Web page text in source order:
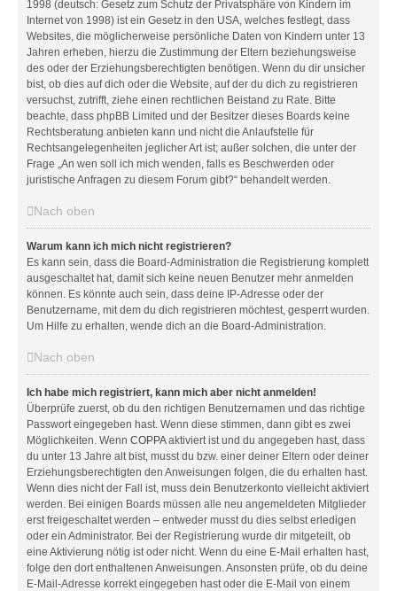
1998 (deutsch: Gesetz zum Schutz der Privatsphäre von Kindern im
Internet von 1998) ist ein Gesetz in den USA, welches festlegt, dass
Websites, die möglicherweise persönliche Daten von Kindern unter 13
Jahren erheben, hierzu die Zustimmung der Eltern beziehungsweise
des oder der Erziehungsberechtigten benötigen. Wenn du dir unsicher
bist, ob dies auf dich oder die Website, auf der du dich zu registrieren
versuchst, zutrifft, ziehe einen rechtlichen Beistand zu Rate. Bitte
beachte, dass phpBB Limited und der Besitzer dieses Boards keine
Rechtsberatung anbieten kann und nicht die Anlaufstelle für
Rechtsangelegenheiten jeglicher Art ist; außer solchen, die unter der
Frage „An wen soll ich mich wenden, falls es Beschwerden oder
juristische Anfragen zu diesem Forum gibt?“ behandelt werden.
Nach oben
Warum kann ich mich nicht registrieren?
Es kann sein, dass die Board-Administration die Registrierung komplett
ausgeschaltet hat, damit sich keine neuen Benutzer mehr anmelden
können. Es könnte auch sein, dass deine IP-Adresse oder der
Benutzername, mit dem du dich registrieren möchtest, gesperrt wurden.
Um Hilfe zu erhalten, wende dich an die Board-Administration.
Nach oben
Ich habe mich registriert, kann mich aber nicht anmelden!
Überprüfe zuerst, ob du den richtigen Benutzernamen und das richtige
Passwort eingegeben hast. Wenn diese stimmen, dann gibt es zwei
Möglichkeiten. Wenn COPPAaktiviert ist und du angegeben hast, dass
du unter 13 Jahre alt bist, musst du bzw. einer deiner Eltern oder deiner
Erziehungsberechtigten den Anweisungen folgen, die du erhalten hast.
Wenn dies nicht der Fall ist, muss dein Benutzerkonto vielleicht aktiviert
werden. Bei einigen Boards müssen alle neu angemeldeten Mitglieder
erst freigeschaltet werden – entweder musst du dies selbst erledigen
oder ein Administrator. Bei der Registrierung wurde dir mitgeteilt, ob
eine Aktivierung nötig ist oder nicht. Wenn du eine E-Mail erhalten hast,
folge den dort enthaltenen Anweisungen. Ansonsten prüfe, ob du deine
E-Mail-Adresse korrekt eingegeben hast oder die E-Mail von einem